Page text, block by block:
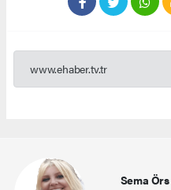
www.ehaber.tv.tr
Sema Örs